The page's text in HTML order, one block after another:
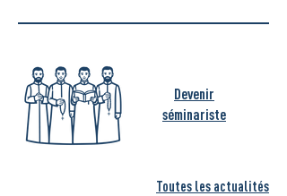
Devenir
séminariste
Toutes les actualités